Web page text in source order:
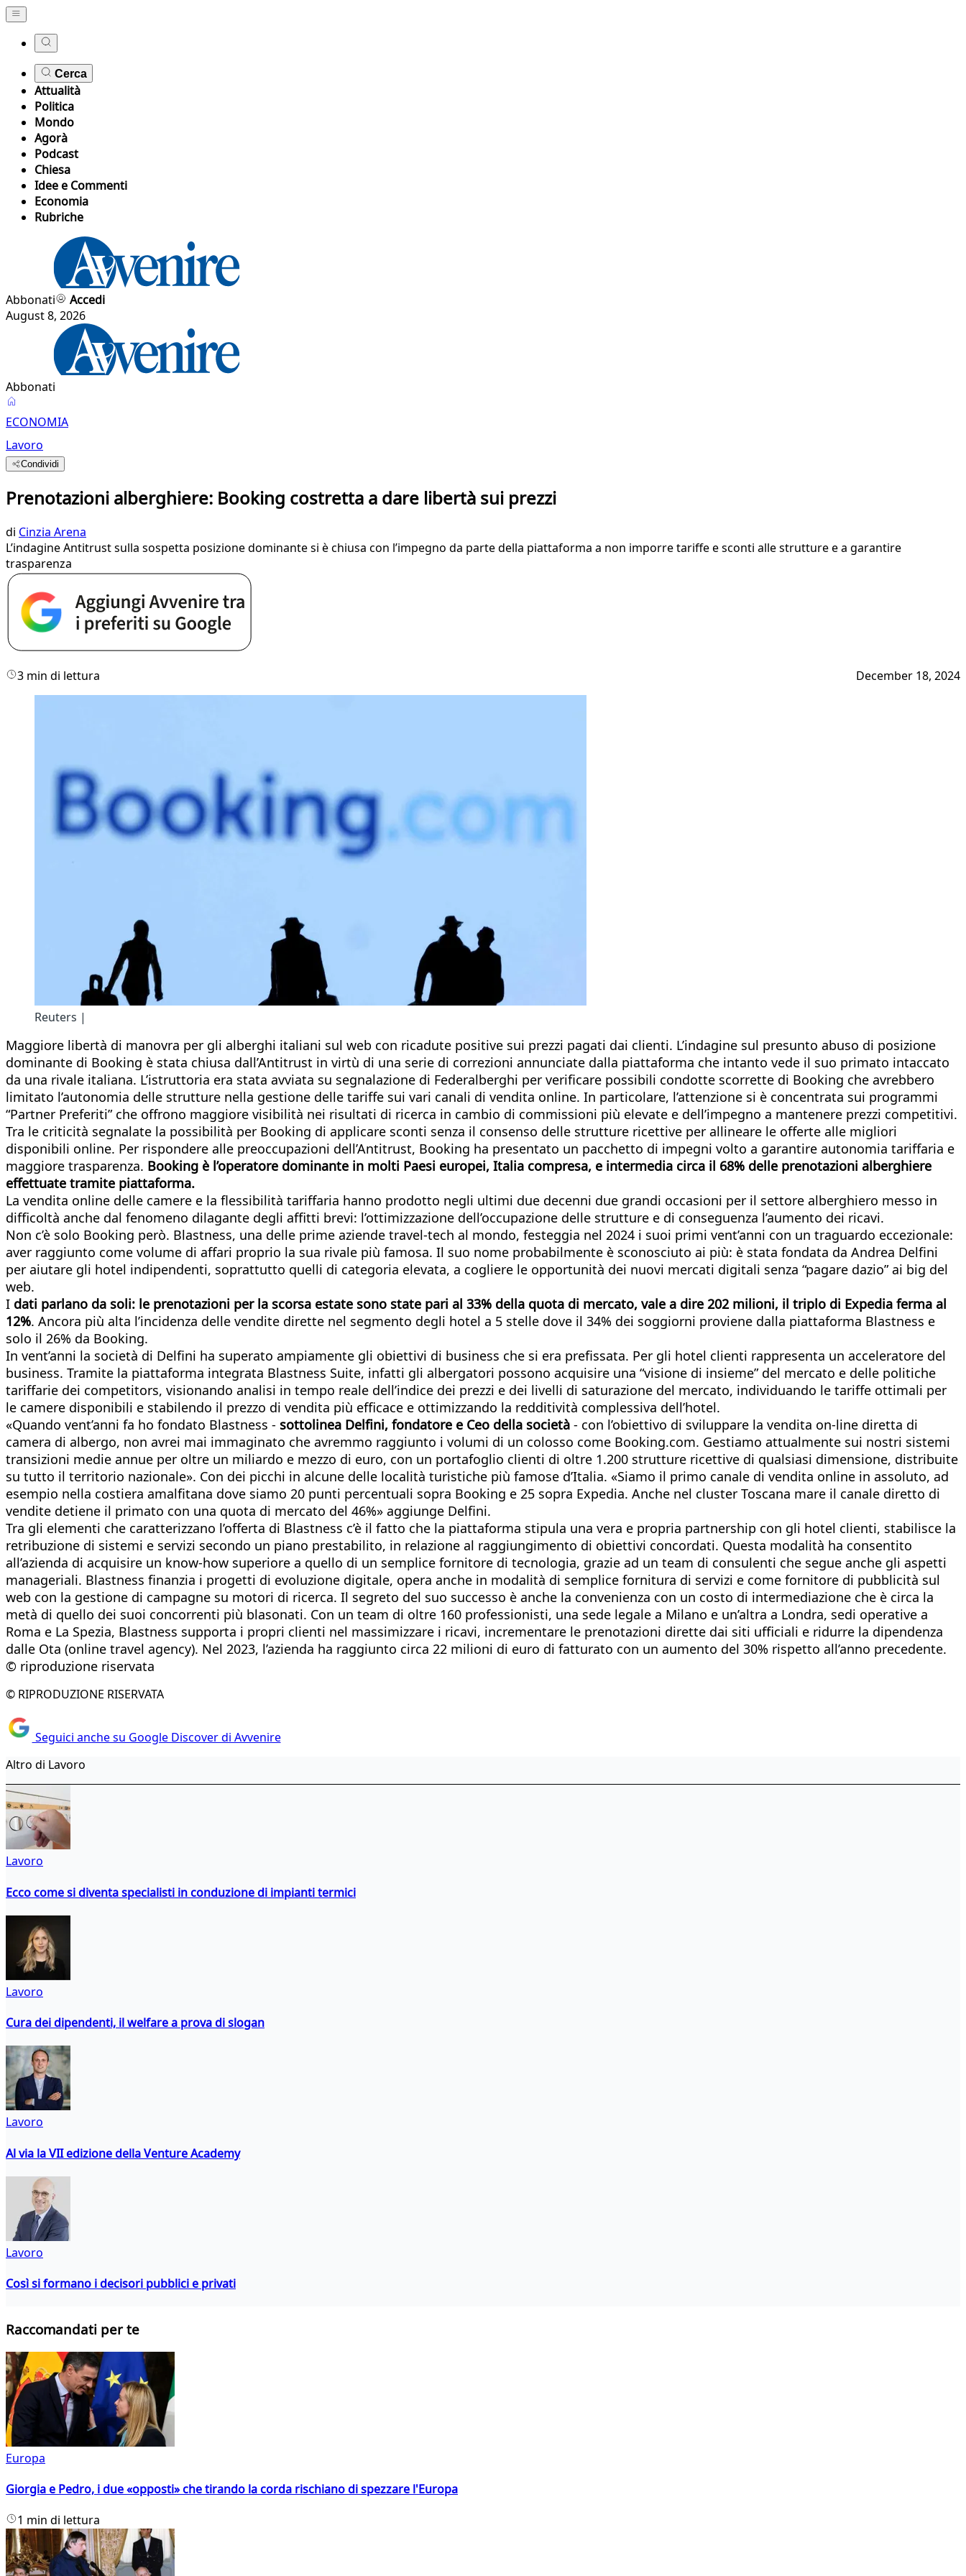
Cerca
Attualità
Politica
Mondo
Agorà
Podcast
Chiesa
Idee e Commenti
Economia
Rubriche
Abbonati
Accedi
August 8, 2026
Abbonati
ECONOMIA
Lavoro
Condividi
Prenotazioni alberghiere: Booking costretta a dare libertà sui prezzi
di Cinzia Arena
L’indagine Antitrust sulla sospetta posizione dominante si è chiusa con l’impegno da parte della piattaforma a non imporre tariffe e sconti alle strutture e a garantire
trasparenza
3 min di lettura December 18, 2024
Reuters |
Maggiore libertà di manovra per gli alberghi italiani sul web con ricadute positive sui prezzi pagati dai clienti. L’indagine sul presunto abuso di posizione
dominante di Booking è stata chiusa dall’Antitrust in virtù di una serie di correzioni annunciate dalla piattaforma che intanto vede il suo primato intaccato
da una rivale italiana. L’istruttoria era stata avviata su segnalazione di Federalberghi per verificare possibili condotte scorrette di Booking che avrebbero
limitato l’autonomia delle strutture nella gestione delle tariffe sui vari canali di vendita online. In particolare, l’attenzione si è concentrata sui programmi
“Partner Preferiti” che offrono maggiore visibilità nei risultati di ricerca in cambio di commissioni più elevate e dell’impegno a mantenere prezzi competitivi.
Tra le criticità segnalate la possibilità per Booking di applicare sconti senza il consenso delle strutture ricettive per allineare le offerte alle migliori
disponibili online. Per rispondere alle preoccupazioni dell’Antitrust, Booking ha presentato un pacchetto di impegni volto a garantire autonomia tariffaria e
maggiore trasparenza. Booking è l’operatore dominante in molti Paesi europei, Italia compresa, e intermedia circa il 68% delle prenotazioni alberghiere
effettuate tramite piattaforma.
La vendita online delle camere e la flessibilità tariffaria hanno prodotto negli ultimi due decenni due grandi occasioni per il settore alberghiero messo in
difficoltà anche dal fenomeno dilagante degli affitti brevi: l’ottimizzazione dell’occupazione delle strutture e di conseguenza l’aumento dei ricavi.
Non c’è solo Booking però. Blastness, una delle prime aziende travel-tech al mondo, festeggia nel 2024 i suoi primi vent’anni con un traguardo eccezionale:
aver raggiunto come volume di affari proprio la sua rivale più famosa. Il suo nome probabilmente è sconosciuto ai più: è stata fondata da Andrea Delfini
per aiutare gli hotel indipendenti, soprattutto quelli di categoria elevata, a cogliere le opportunità dei nuovi mercati digitali senza “pagare dazio” ai big del
web.
I dati parlano da soli: le prenotazioni per la scorsa estate sono state pari al 33% della quota di mercato, vale a dire 202 milioni, il triplo di Expedia ferma al
12%. Ancora più alta l’incidenza delle vendite dirette nel segmento degli hotel a 5 stelle dove il 34% dei soggiorni proviene dalla piattaforma Blastness e
solo il 26% da Booking.
In vent’anni la società di Delfini ha superato ampiamente gli obiettivi di business che si era prefissata. Per gli hotel clienti rappresenta un acceleratore del
business. Tramite la piattaforma integrata Blastness Suite, infatti gli albergatori possono acquisire una “visione di insieme” del mercato e delle politiche
tariffarie dei competitors, visionando analisi in tempo reale dell’indice dei prezzi e dei livelli di saturazione del mercato, individuando le tariffe ottimali per
le camere disponibili e stabilendo il prezzo di vendita più efficace e ottimizzando la redditività complessiva dell’hotel.
«Quando vent’anni fa ho fondato Blastness - sottolinea Delfini, fondatore e Ceo della società - con l’obiettivo di sviluppare la vendita on-line diretta di
camera di albergo, non avrei mai immaginato che avremmo raggiunto i volumi di un colosso come Booking.com. Gestiamo attualmente sui nostri sistemi
transizioni medie annue per oltre un miliardo e mezzo di euro, con un portafoglio clienti di oltre 1.200 strutture ricettive di qualsiasi dimensione, distribuite
su tutto il territorio nazionale». Con dei picchi in alcune delle località turistiche più famose d’Italia. «Siamo il primo canale di vendita online in assoluto, ad
esempio nella costiera amalfitana dove siamo 20 punti percentuali sopra Booking e 25 sopra Expedia. Anche nel cluster Toscana mare il canale diretto di
vendite detiene il primato con una quota di mercato del 46%» aggiunge Delfini.
Tra gli elementi che caratterizzano l’offerta di Blastness c’è il fatto che la piattaforma stipula una vera e propria partnership con gli hotel clienti, stabilisce la
retribuzione di sistemi e servizi secondo un piano prestabilito, in relazione al raggiungimento di obiettivi concordati. Questa modalità ha consentito
all’azienda di acquisire un know-how superiore a quello di un semplice fornitore di tecnologia, grazie ad un team di consulenti che segue anche gli aspetti
manageriali. Blastness finanzia i progetti di evoluzione digitale, opera anche in modalità di semplice fornitura di servizi e come fornitore di pubblicità sul
web con la gestione di campagne su motori di ricerca. Il segreto del suo successo è anche la convenienza con un costo di intermediazione che è circa la
metà di quello dei suoi concorrenti più blasonati. Con un team di oltre 160 professionisti, una sede legale a Milano e un’altra a Londra, sedi operative a
Roma e La Spezia, Blastness supporta i propri clienti nel massimizzare i ricavi, incrementare le prenotazioni dirette dai siti ufficiali e ridurre la dipendenza
dalle Ota (online travel agency). Nel 2023, l’azienda ha raggiunto circa 22 milioni di euro di fatturato con un aumento del 30% rispetto all’anno precedente.
© riproduzione riservata
© RIPRODUZIONE RISERVATA
Seguici anche su Google Discover di Avvenire
Altro di Lavoro
Lavoro
Ecco come si diventa specialisti in conduzione di impianti termici
Lavoro
Cura dei dipendenti, il welfare a prova di slogan
Lavoro
Al via la VII edizione della Venture Academy
Lavoro
Così si formano i decisori pubblici e privati
Raccomandati per te
Europa
Giorgia e Pedro, i due «opposti» che tirando la corda rischiano di spezzare l'Europa
1 min di lettura